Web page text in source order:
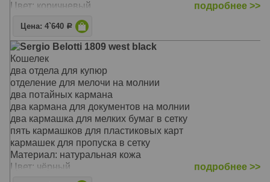
Цвет: коричневый
Размер: 3 x 18 x 10 см
подробнее >>
Цена: 4`640 Р
Sergio Belotti 1809 west black
Кошелек
два отдела для купюр
отделение для мелочи на молнии
два потайных кармана
два кармана для документов на молнии
два кармашка для мелких бумаг в сетку
пять кармашков для пластиковых карт
кармашек для пропуска в сетку
Материал: натуральная кожа
Цвет: чёрный
подробнее >>